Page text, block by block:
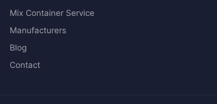
Mix Container Service
Manufacturers
Blog
Contact